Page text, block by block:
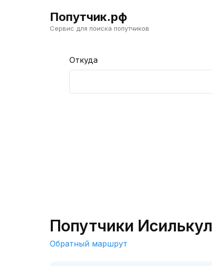
Попутчик.рф
Сервис для поиска попутчиков
Откуда
Попутчики
Обратный маршрут